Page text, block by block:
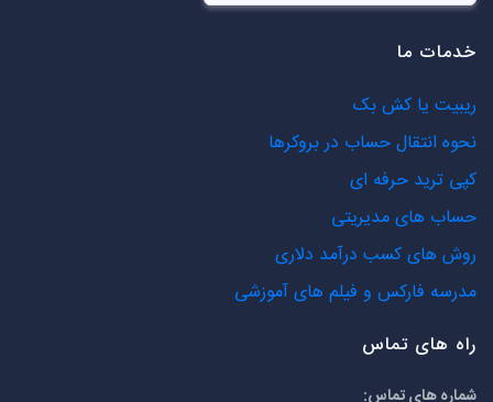
خدمات ما
ریبیت یا کش بک
نحوه انتقال حساب در بروکرها
کپی ترید حرفه ای
حساب های مدیریتی
روش های کسب درآمد دلاری
مدرسه فارکس و فیلم های آموزشی
راه های تماس